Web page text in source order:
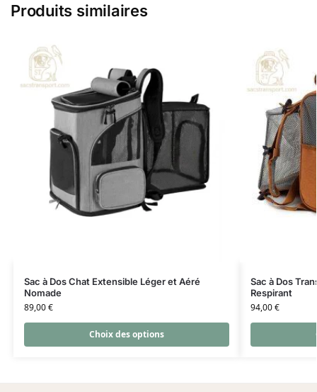
Produits similaires
Sac à Dos Chat Extensible Léger et Aéré
Nomade
89,00€
Choix des options
Sac à Dos
Respirant
94,00€